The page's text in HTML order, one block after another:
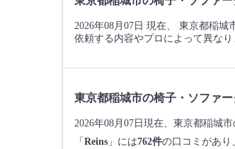
2026年08月07日 現在、 東京都稲城
依頼する内容やプロによって異な
東京都稲城市の椅子・ソファ
2026年08月07日現在、東京都稲城
「 Reins 」には762件の口コミがあり